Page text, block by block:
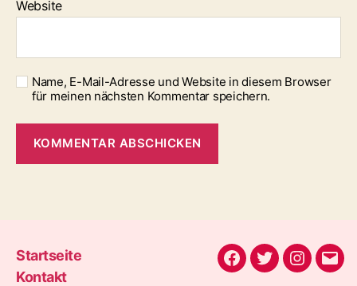
Website
Name, E-Mail-Adresse und Website in diesem Browser
für meinen nächsten Kommentar speichern.
Startseite
Kontakt
Facebook
Twitter
E-